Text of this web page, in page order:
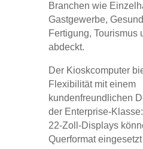
Branchen wie
Gastgewerbe,
Fertigung, Tourismus
abdeckt.
Der Kioskcomputer
Flexibilität mit einem
kundenfreundlichen
der Enterprise-
22-Zoll-Displays
Querformat